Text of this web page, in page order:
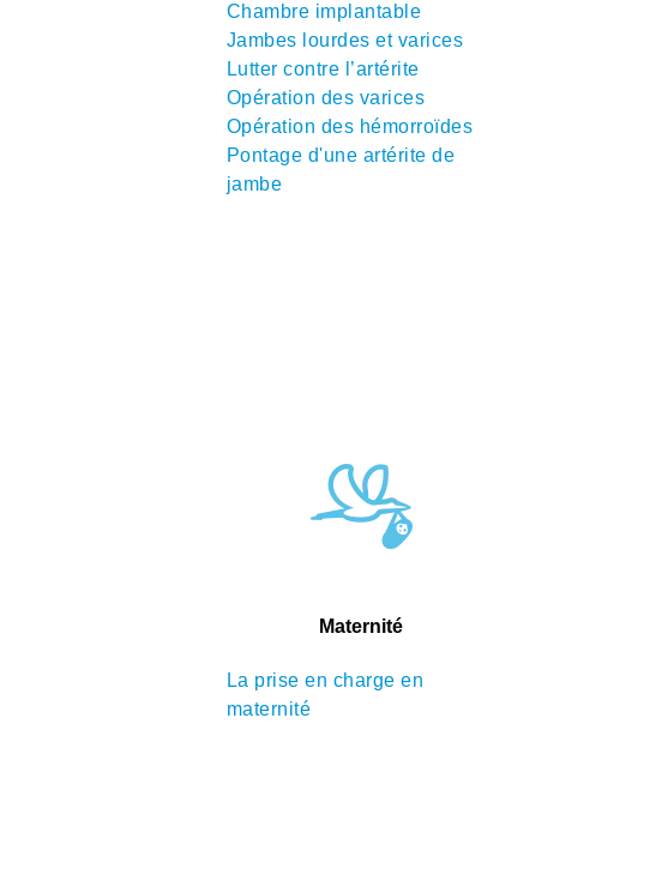
Chambre implantable
Jambes lourdes et varices
Lutter contre l’artérite
Opération des varices
Opération des hémorroïdes
Pontage d'une artérite de
jambe
Maternité
La prise en charge en
maternité